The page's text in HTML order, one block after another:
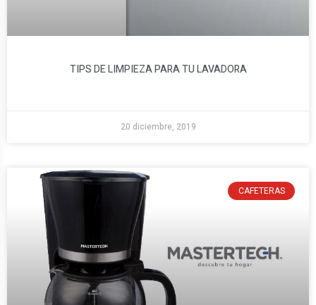
TIPS DE LIMPIEZA PARA TU LAVADORA
20 diciembre, 2019
CAFETERAS